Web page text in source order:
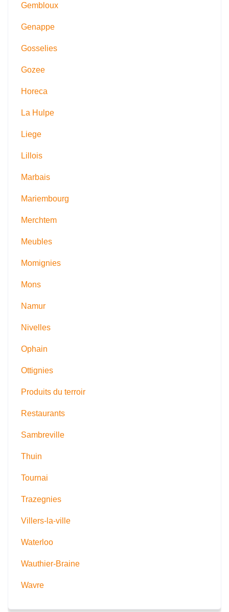
Gembloux
Genappe
Gosselies
Gozee
Horeca
La Hulpe
Liege
Lillois
Marbais
Mariembourg
Merchtem
Meubles
Momignies
Mons
Namur
Nivelles
Ophain
Ottignies
Produits du terroir
Restaurants
Sambreville
Thuin
Tournai
Trazegnies
Villers-la-ville
Waterloo
Wauthier-Braine
Wavre